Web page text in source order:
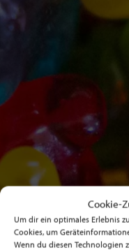
Cookie-
Um dir ein optimales Erlebnis
Cookies, um
Wenn du diesen Technologien